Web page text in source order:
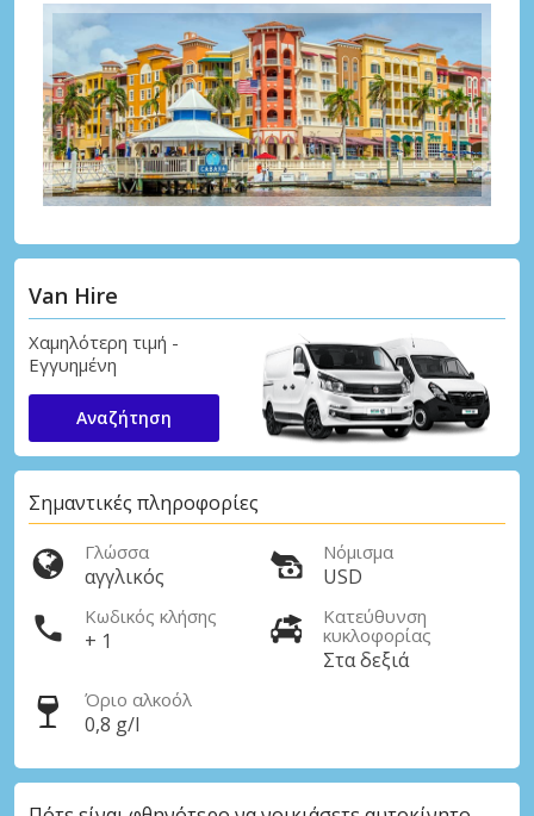
Van Hire
Χαμηλότερη τιμή -
Εγγυημένη
Αναζήτηση
Σημαντικές πληροφορίες
Γλώσσα
αγγλικός
Νόμισμα
USD
Κωδικός κλήσης
+ 1
Κατεύθυνση
κυκλοφορίας
Στα δεξιά
Όριο αλκοόλ
0,8 g/l